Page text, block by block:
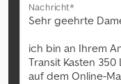
Nachricht*